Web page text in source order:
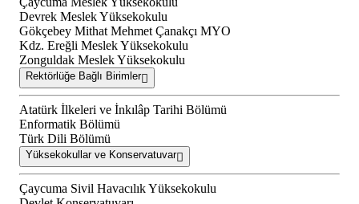
Devrek Meslek Yüksekokulu
Gökçebey Mithat Mehmet Çanakçı MYO
Kdz. Ereğli Meslek Yüksekokulu
Zonguldak Meslek Yüksekokulu
Rektörlüğe Bağlı Birimler
Atatürk İlkeleri ve İnkılâp Tarihi Bölümü
Enformatik Bölümü
Türk Dili Bölümü
Yüksekokullar ve Konservatuvar
Çaycuma Sivil Havacılık Yüksekokulu